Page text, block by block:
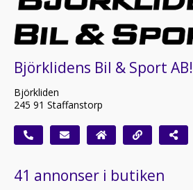
Björklidens Bil & Sport AB!
Björkliden
245 91 Staffanstorp
41 annonser i butiken